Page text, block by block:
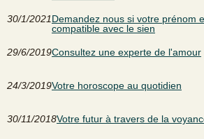
30/1/2021Demandez nous si votre prénom
compatible avec le sien
29/6/2019Consultez une experte de l'amour
24/3/2019Votre horoscope au quotidien
30/11/2018Votre futur à travers de la